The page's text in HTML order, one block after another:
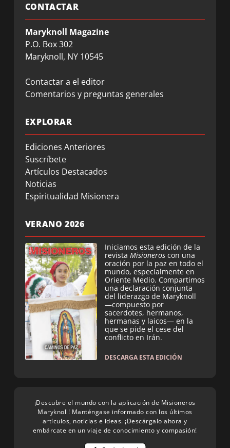
CONTACTAR
Maryknoll Magazine
P.O. Box 302
Maryknoll, NY 10545
Contactar a el editor
Comentarios y preguntas generales
EXPLORAR
Ediciones Anteriores
Suscríbete
Artículos Destacados
Noticias
Espiritualidad Misionera
VERANO 2026
Iniciamos esta edición de la
revista Misioneros con una
oración por la paz en todo el
mundo, especialmente en
Oriente Medio. Compartimos
una declaración conjunta
del liderazgo de Maryknoll
—compuesto por
sacerdotes, hermanos,
hermanas y laicos— en la
que se pide el cese del
conflicto en Irán.
DESCARGA ESTA EDICIÓN
¡Descubre el mundo con la aplicación de Misioneros
Maryknoll! Manténgase informado con los últimos
artículos, noticias e ideas. ¡Descárgalo ahora y
embárcate en un viaje de conocimiento y compasión!